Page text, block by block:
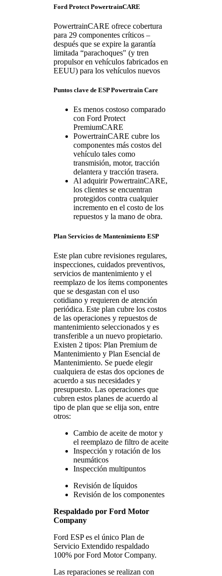
Ford Protect PowertrainCARE
PowertrainCARE ofrece cobertura
para 29 componentes críticos –
después que se expire la garantía
limitada “parachoques" (y tren
propulsor en vehículos fabricados en
EEUU) para los vehículos nuevos
Puntos clave de ESP Powertrain Care
Es menos costoso comparado
con Ford Protect
PremiumCARE
PowertrainCARE cubre los
componentes más costos del
vehículo tales como
transmisión, motor, tracción
delantera y tracción trasera.
Al adquirir PowertrainCARE,
los clientes se encuentran
protegidos contra cualquier
incremento en el costo de los
repuestos y la mano de obra.
Plan Servicios de Mantenimiento ESP
Este plan cubre revisiones regulares,
inspecciones, cuidados preventivos,
servicios de mantenimiento y el
reemplazo de los ítems componentes
que se desgastan con el uso
cotidiano y requieren de atención
periódica. Este plan cubre los costos
de las operaciones y repuestos de
mantenimiento seleccionados y es
transferible a un nuevo propietario.
Existen 2 tipos: Plan Premium de
Mantenimiento y Plan Esencial de
Mantenimiento. Se puede elegir
cualquiera de estas dos opciones de
acuerdo a sus necesidades y
presupuesto. Las operaciones que
cubren estos planes de acuerdo al
tipo de plan que se elija son, entre
otros:
Cambio de aceite de motor y
el reemplazo de filtro de aceite
Inspección y rotación de los
neumáticos
Inspección multipuntos
Revisión de líquidos
Revisión de los componentes
Respaldado por Ford Motor
Company
Ford ESP es el único Plan de
Servicio Extendido respaldado
100% por Ford Motor Company.
Las reparaciones se realizan con